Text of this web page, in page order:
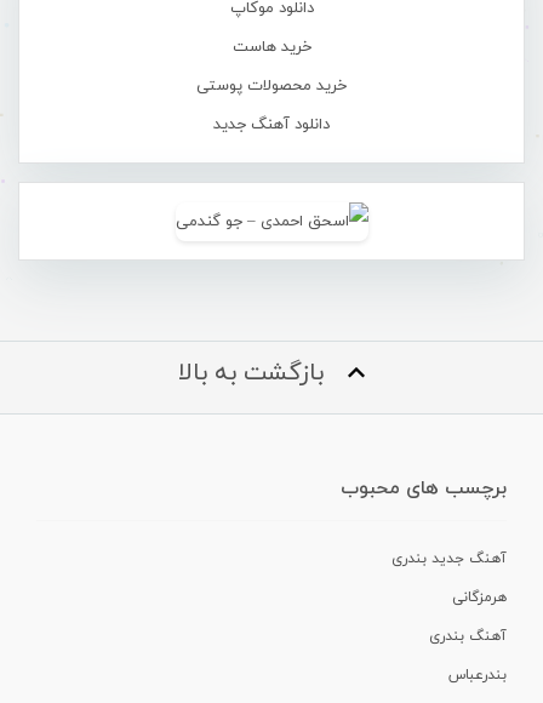
دانلود موکاپ
خرید هاست
خرید محصولات پوستی
دانلود آهنگ جدید
بازگشت به بالا
برچسب های محبوب
آهنگ جدید بندری
هرمزگانی
آهنگ بندری
بندرعباس